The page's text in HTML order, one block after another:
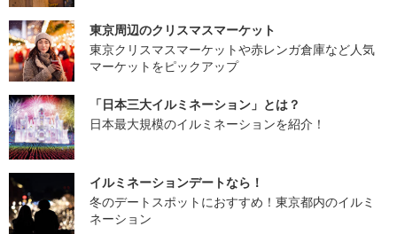
東京周辺のクリスマスマーケット
東京クリスマスマーケットや赤レンガ倉庫など人気
マーケットをピックアップ
「日本三大イルミネーション」とは？
日本最大規模のイルミネーションを紹介！
イルミネーションデートなら！
冬のデートスポットにおすすめ！東京都内のイルミ
ネーション